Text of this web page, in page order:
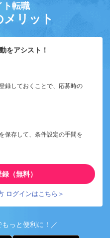
ト転職
メリット
をアシスト！
録しておくことで、応募時の
保存して、条件設定の手間を
（無料）
ログインはこちら＞
っと便利に！／